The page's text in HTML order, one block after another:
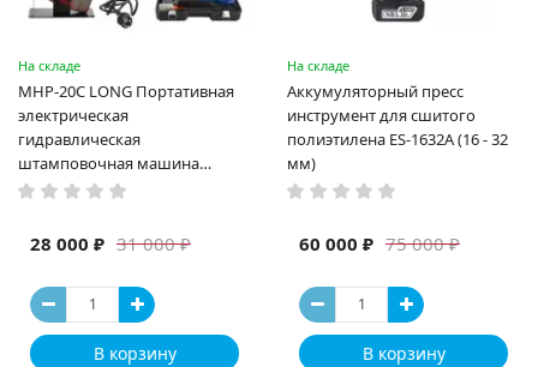
На складе
MHP-20C LONG Портативная
электрическая
гидравлическая
штамповочная машина
высокая мощность и мощный
машина
31 000 ₽
28 000 ₽
В корзину
На складе
Аккумуляторный пресс
инструмент для сшитого
полиэтилена ES-1632A (16 - 32
мм)
75 000 ₽
60 000 ₽
В корзину